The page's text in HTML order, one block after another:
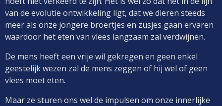
van de evolutie ontwikkeling ligt, dat we dieren steeds
meer als onze jongere broertjes en zusjes gaan ervaren
waardoor het eten van vlees langzaam zal verdwijnen.
De mens heeft een vrije wil gekregen en geen enkel
geestelijk wezen zal de mens zeggen of hij wel of geen
vlees moet eten.
Maar ze sturen ons wel de impulsen om onze innerlijke